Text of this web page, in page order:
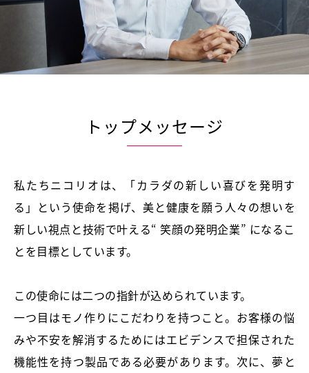
トップメッセージ
私たちニコリオは、「カラダの新しい喜びを発明す
る」という使命を掲げ、美と健康を願う人々の想いを
新しい視点と技術で叶える“ 笑顔の発明企業” になるこ
とを目標としています。
この使命には二つの指針が込められています。
一つ目はモノ作りにこだわりを持つこと。お客様の悩
みや不安を解消するためにはエビデンスで担保された
機能性を持つ製品である必要があります。次に、夢と